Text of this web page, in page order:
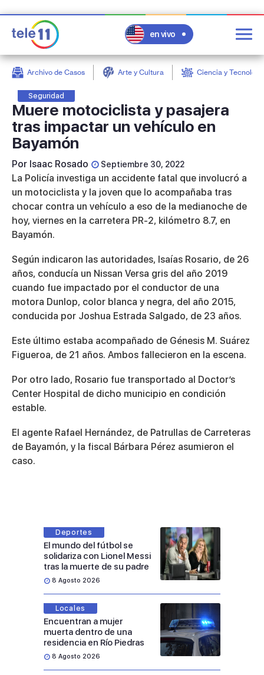
en vivo
Archivo de Casos Arte y Cultura Ciencia y
Seguridad
Muere motociclista y pasajera
tras impactar un vehículo en
Bayamón
Por Isaac Rosado Septiembre 30, 2022
La Policía investiga un accidente fatal que involucró a
un motociclista y la joven que lo acompañaba tras
chocar contra un vehículo a eso de la medianoche de
hoy, viernes en la carretera PR-2, kilómetro 8.7, en
Bayamón.
Según indicaron las autoridades, Isaías Rosario, de 26
años, conducía un Nissan Versa gris del año 2019
cuando fue impactado por el conductor de una
motora Dunlop, color blanca y negra, del año 2015,
conducida por Joshua Estrada Salgado, de 23 años.
Este último estaba acompañado de Génesis M. Suárez
Figueroa, de 21 años. Ambos fallecieron en la escena.
Por otro lado, Rosario fue transportado al Doctor’s
Center Hospital de dicho municipio en condición
estable.
El agente Rafael Hernández, de Patrullas de Carreteras
de Bayamón, y la fiscal Bárbara Pérez asumieron el
caso.
Deportes
El mundo del fútbol se
solidariza con Lionel Messi
tras la muerte de su padre
8 Agosto 2026
Locales
Encuentran a mujer
muerta dentro de una
residencia en Río Piedras
8 Agosto 2026
post